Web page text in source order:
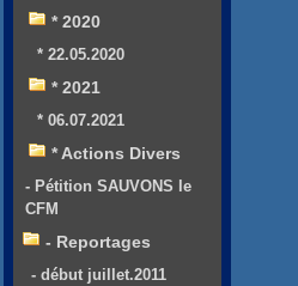
* 2020
* 22.05.2020
* 2021
* 06.07.2021
* Actions Divers
- Pétition SAUVONS le
CFM
- Reportages
- début juillet.2011